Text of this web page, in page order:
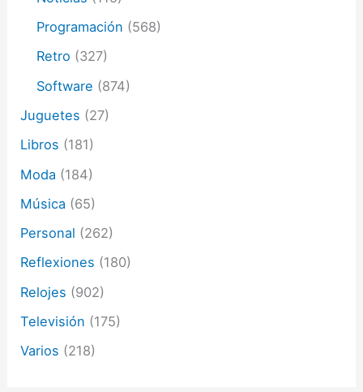
Programación (568)
Retro (327)
Software (874)
Juguetes (27)
Libros (181)
Moda (184)
Música (65)
Personal (262)
Reflexiones (180)
Relojes (902)
Televisión (175)
Varios (218)